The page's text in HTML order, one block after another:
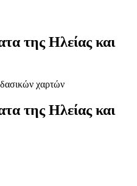
της Ηλείας και
της Ηλείας και